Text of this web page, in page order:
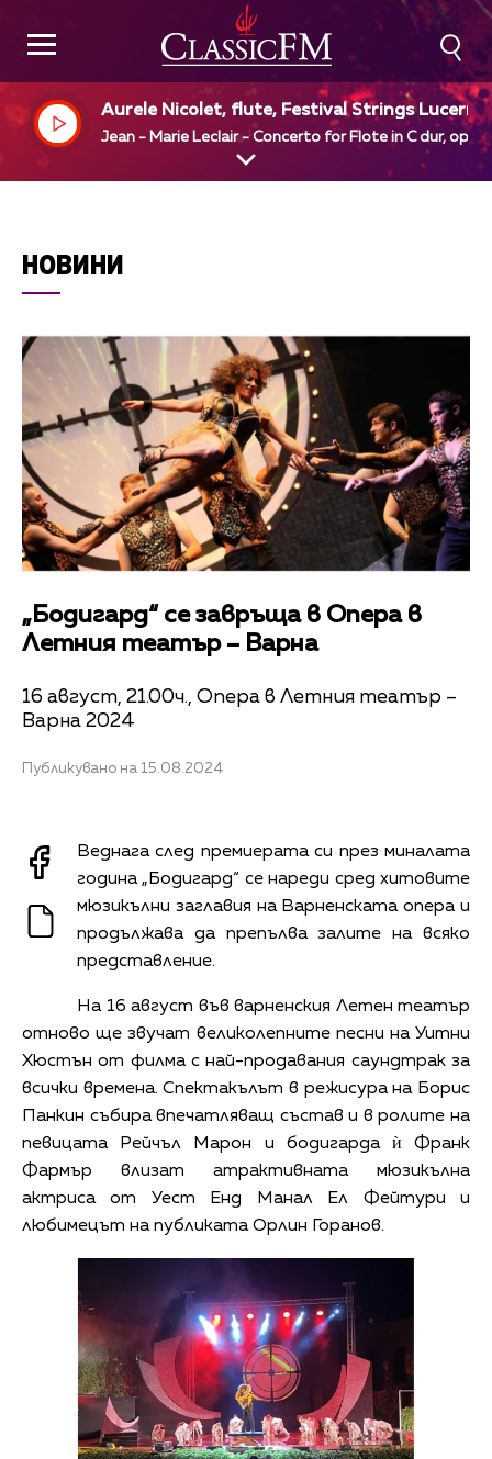
Aurele Nicolet, flute, Festival Strings Lucerne,
Rudolf Baumgartner, dir
Jean - Marie Leclair - Concerto for Flote in C dur, op 7
НОВИНИ
„Бодигард“ се завръща в Опера в
Летния театър – Варна
16 август, 21.00ч., Опера в Летния театър –
Варна 2024
Публикувано на 15.08.2024
Веднага след премиерата си през миналата
година „Бодигард“ се нареди сред хитовите
мюзикълни заглавия на Варненската опера и
продължава да препълва залите на всяко
представление.
На 16 август във варненския Летен театър
отново ще звучат великолепните песни на Уитни
Хюстън от филма с най-продавания саундтрак за
всички времена. Спектакълът в режисура на Борис
Панкин събира впечатляващ състав и в ролите на
певицата Рейчъл Марон и бодигарда ѝ Франк
Фармър влизат атрактивната мюзикълна
актриса от Уест Енд Манал Ел Фейтури и
любимецът на публиката Орлин Горанов.